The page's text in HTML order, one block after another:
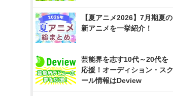
【夏アニメ2026】7月期夏の
新アニメを一挙紹介！
芸能界を志す10代～20代を
応援！オーディション・スク
ール情報はDeview